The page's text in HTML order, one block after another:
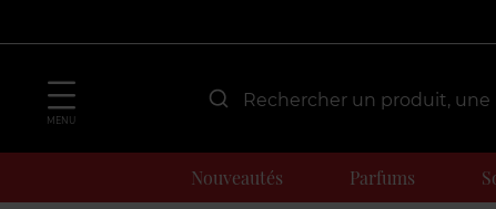
MENU
Nouveautés Parfums